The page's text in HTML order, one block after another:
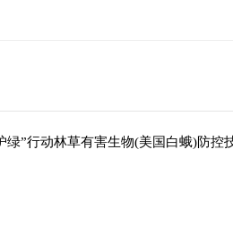
”行动林草有害生物(美国白蛾)防控